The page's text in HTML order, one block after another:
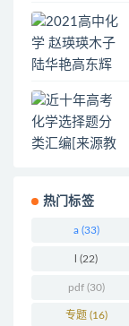
热门标签
a(33)
(22)
pdf(30)
专题(16)